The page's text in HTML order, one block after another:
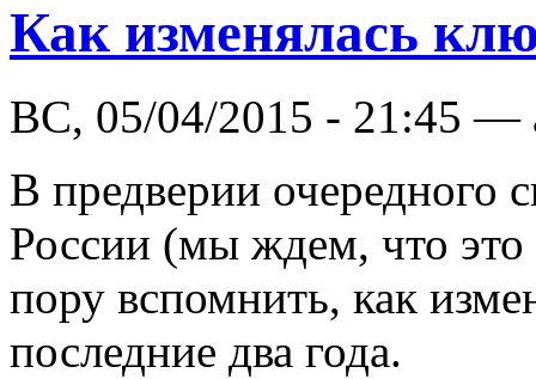
Как изменялась
ВС, 05/04/2015 - 21:45 —
В предверии очередного
России (мы ждем, что это
пору вспомнить, как
последние два года.